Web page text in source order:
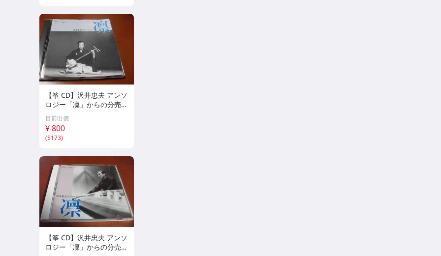
【筝 CD】沢井忠夫 アンソ
ロジー「凜」からの分売
沢井忠夫作品集 ライブ 風
衣、水の声、枯野砧、五節
の舞、ファンタジア (限
定）
目前出價
¥ 800
($173)
【筝 CD】沢井忠夫 アンソ
ロジー「凜」からの分売